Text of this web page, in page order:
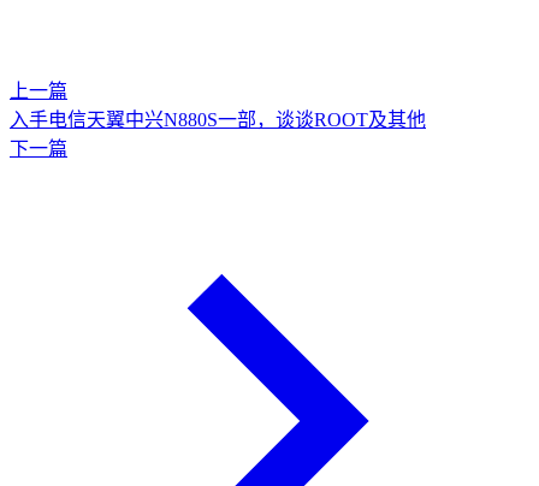
上一篇
入手电信天翼中兴N880S一部，谈谈ROOT及其他
下一篇